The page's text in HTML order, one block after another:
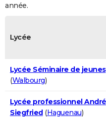
Bricolage
Lifestyle
Culture
Sport
Auto
Television
Voyage
Cinema
année.
Lycée
Lycée Séminaire de jeunes
(Walbourg)
Lycée professionnel André
Siegfried(Haguenau)